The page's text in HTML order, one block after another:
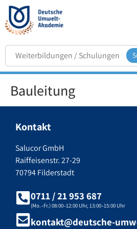
Bauleitung
Kontakt
Salucor GmbH
Raiffeisenstr. 27-29
70794 Filderstadt
0711 / 21 953 687
(Mo.–Fr.) 08:00–12:00 Uhr, 13:00–15:00 Uhr
kontakt@deutsche-